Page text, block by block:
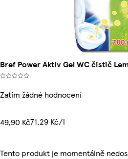
Bref Power Aktiv Gel WC čistič
Zatím žádné hodnocení
49,90 Kč71,29 Kč/l
Tento produkt je momentálně